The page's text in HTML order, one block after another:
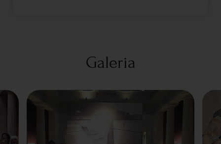
Galeria